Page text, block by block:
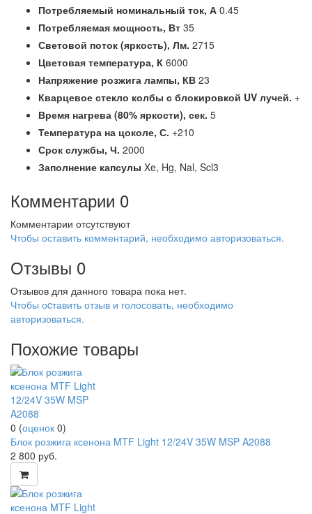
Потребляемый номинальный ток, А 0.45
Потребляемая мощность, Вт 35
Световой поток (яркость), Лм. 2715
Цветовая температура, К 6000
Напряжение розжига лампы, КВ 23
Кварцевое стекло колбы с блокировкой UV лучей. +
Время нагрева (80% яркости), сек. 5
Температура на цоколе, С. +210
Срок службы, Ч. 2000
Заполнение капсулы Xe, Hg, Nal, Scl3
Комментарии 0
Комментарии отсутствуют
Чтобы оставить комментарий, необходимо авторизоваться.
Отзывы 0
Отзывов для данного товара пока нет.
Чтобы оcтавить отзыв и голосовать, необходимо
авторизоваться.
Похожие товары
0 (оценок 0)
Блок розжига ксенона MTF Light 12/24V 35W MSP A2088
2 800 руб.